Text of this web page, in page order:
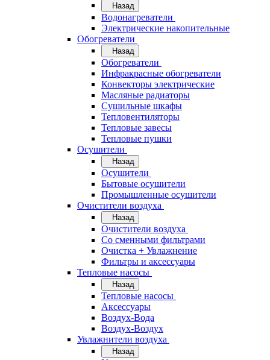
Назад
Водонагреватели
Электрические накопительные
Обогреватели
Назад
Обогреватели
Инфракрасные обогреватели
Конвекторы электрические
Масляные радиаторы
Сушильные шкафы
Тепловентиляторы
Тепловые завесы
Тепловые пушки
Осушители
Назад
Осушители
Бытовые осушители
Промышленные осушители
Очистители воздуха
Назад
Очистители воздуха
Cо сменными фильтрами
Очистка + Увлажнение
Фильтры и аксессуары
Тепловые насосы
Назад
Тепловые насосы
Аксессуары
Воздух-Вода
Воздух-Воздух
Увлажнители воздуха
Назад